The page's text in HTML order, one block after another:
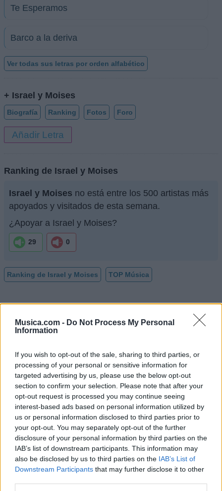
Musica.com - Do Not Process My Personal
Information
If you wish to opt-out of the sale, sharing to third parties, or
processing of your personal or sensitive information for
targeted advertising by us, please use the below opt-out
section to confirm your selection. Please note that after your
opt-out request is processed you may continue seeing
interest-based ads based on personal information utilized by
us or personal information disclosed to third parties prior to
your opt-out. You may separately opt-out of the further
disclosure of your personal information by third parties on the
IAB’s list of downstream participants. This information may
also be disclosed by us to third parties on the IAB’s List of
Downstream Participants that may further disclose it to other
Te Esperamos
Barco a la deriva
Ver todas sus letras por orden alfabético
+ Israel y Moises
Biografía Ranking Fotos Foro
Añadir Letra
Ranking de Israel y Moises
Israel y Moises no está entre los 500 artistas más
apoyados y visitados de esta semana.
¿Apoyar a Israel y Moises?
29 0
Ranking de Israel y Moises TOP Música